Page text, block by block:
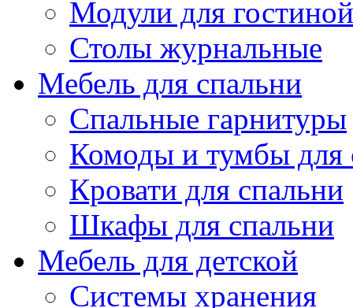
Модули для гостиной
Столы журнальные
Мебель для спальни
Спальные гарнитуры
Комоды и тумбы для
Кровати для спальни
Шкафы для спальни
Мебель для детской
Системы хранения